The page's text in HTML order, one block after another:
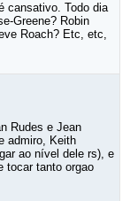
cansativo. Todo dia
Greene? Robin
Roach? Etc, etc,
Rudes e Jean
admiro, Keith
ao nível dele rs), e
tocar tanto orgao